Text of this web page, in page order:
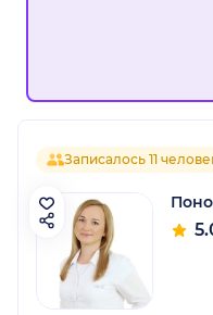
Записалось 11